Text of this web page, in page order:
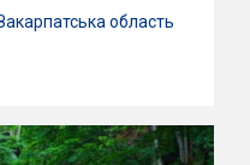
область